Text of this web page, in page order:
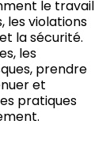
le travail
les violations
la sécurité.
les
prendre
et
pratiques